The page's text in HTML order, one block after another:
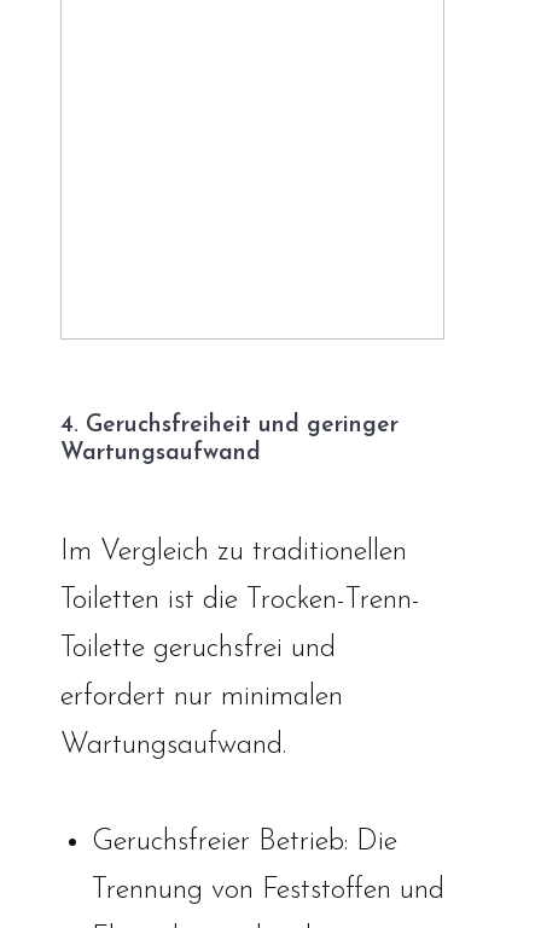
4. Geruchsfreiheit und geringer
Wartungsaufwand
Im Vergleich zu traditionellen
Toiletten ist die Trocken-Trenn-
Toilette geruchsfrei und
erfordert nur minimalen
Wartungsaufwand.
Geruchsfreier Betrieb: Die
Trennung von Feststoffen und